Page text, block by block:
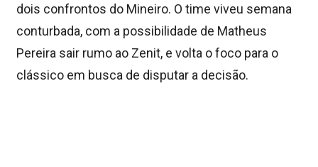
dois confrontos do Mineiro. O time viveu semana
conturbada, com a possibilidade de Matheus
Pereira sair rumo ao Zenit, e volta o foco para o
clássico em busca de disputar a decisão.